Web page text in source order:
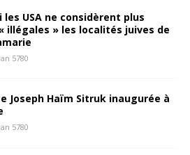
les USA ne considèrent plus
illégales » les localités juives de
5780
Joseph Haïm Sitruk inaugurée à
5780